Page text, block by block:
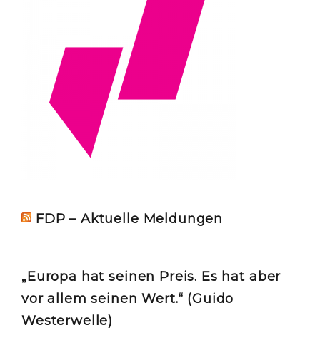
FDP – Aktuelle Meldungen
„Europa hat seinen Preis. Es hat aber
vor allem seinen Wert.“ (Guido
Westerwelle)